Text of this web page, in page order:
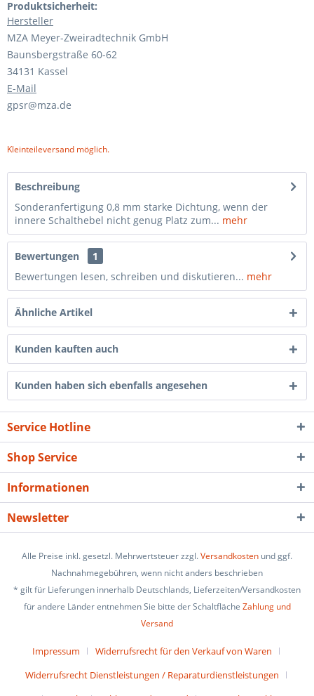
Produktsicherheit:
Hersteller
MZA Meyer-Zweiradtechnik GmbH
Baunsbergstraße 60-62
34131 Kassel
E-Mail
gpsr@mza.de
Kleinteileversand möglich.
Beschreibung
Sonderanfertigung 0,8 mm starke Dichtung, wenn der
innere Schalthebel nicht genug Platz zum... mehr
Bewertungen
1
Bewertungen lesen, schreiben und diskutieren... mehr
Ähnliche Artikel
Kunden kauften auch
Kunden haben sich ebenfalls angesehen
Service Hotline
Shop Service
Informationen
Newsletter
Alle Preise inkl. gesetzl. Mehrwertsteuer zzgl.Versandkosten und ggf.
Nachnahmegebühren, wenn nicht anders beschrieben
* gilt für Lieferungen innerhalb Deutschlands, Lieferzeiten/Versandkosten
für andere Länder entnehmen Sie bitte der Schaltfläche Zahlung und
Versand
Impressum
Widerrufsrecht für den Verkauf von Waren
Widerrufsrecht Dienstleistungen / Reparaturdienstleistungen